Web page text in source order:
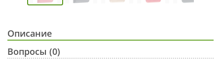
Описание
Вопросы (0)